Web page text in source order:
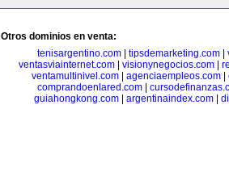
Otros dominios en venta:
tenisargentino.com
tipsdemarketing.com
ventasviainternet.com
visionynegocios.com
ventamultinivel.com| agenciaempleos.com|
comprandoenlared.com|
guiahongkong.com| argentinaindex.com|